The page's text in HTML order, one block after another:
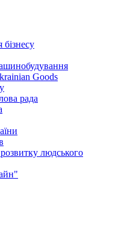
бізнесу
Goods
рада
людського